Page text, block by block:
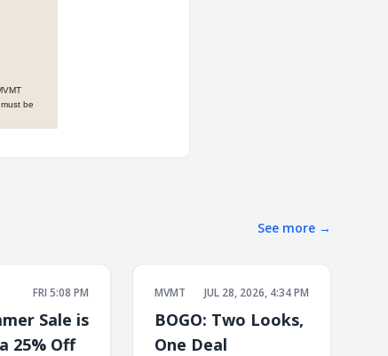
be
See more →
FRI 5:08 PM
Sale is
25% Off
MVMT JUL 28, 2026, 4:34 PM
BOGO: Two Looks,
One Deal